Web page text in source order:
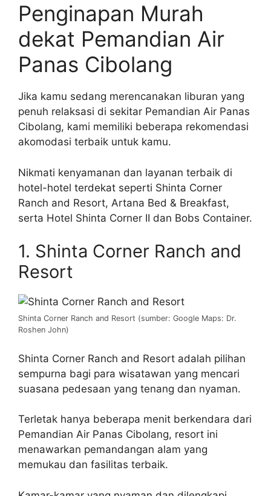
Penginapan Murah
dekat Pemandian Air
Panas Cibolang
Jika kamu sedang merencanakan liburan yang
penuh relaksasi di sekitar Pemandian Air Panas
Cibolang, kami memiliki beberapa rekomendasi
akomodasi terbaik untuk kamu.
Nikmati kenyamanan dan layanan terbaik di
hotel-hotel terdekat seperti Shinta Corner
Ranch and Resort, Artana Bed & Breakfast,
serta Hotel Shinta Corner II dan Bobs Container.
1. Shinta Corner Ranch and
Resort
Shinta Corner Ranch and Resort (sumber: Google Maps: Dr.
Roshen John)
Shinta Corner Ranch and Resort adalah pilihan
sempurna bagi para wisatawan yang mencari
suasana pedesaan yang tenang dan nyaman.
Terletak hanya beberapa menit berkendara dari
Pemandian Air Panas Cibolang, resort ini
menawarkan pemandangan alam yang
memukau dan fasilitas terbaik.